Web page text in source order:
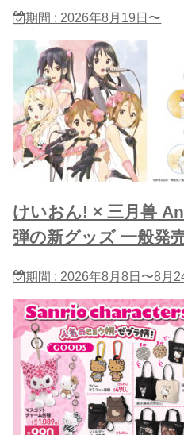
期間 : 2026年8月19日〜
けいおん! × 三月兽
弾の新グッズ 一般発
期間 : 2026年8月8日〜8月